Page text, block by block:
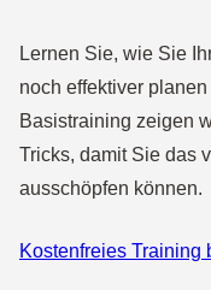
Lernen Sie, wie Sie
noch effektiver
Basistraining zeigen
Tricks, damit Sie das
ausschöpfen können.
Kostenfreies Training